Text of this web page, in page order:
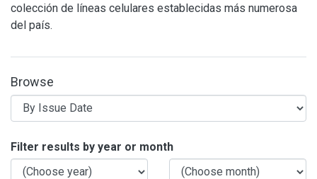
colección de líneas celulares establecidas más numerosa
del país.
Browse
Browsing IMBICE by Issue Date
Filter results by year or month